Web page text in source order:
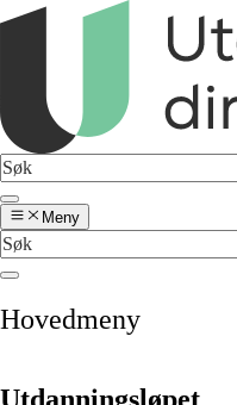
Meny
Hovedmeny